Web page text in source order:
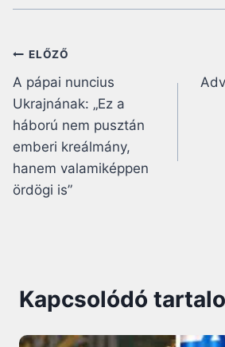
Bejegyzés
navigáció
ELŐZŐ
A pápai nuncius
Ukrajnának: „Ez a
háború nem pusztán
emberi kreálmány,
hanem valamiképpen
ördögi is”
Kapcsolódó